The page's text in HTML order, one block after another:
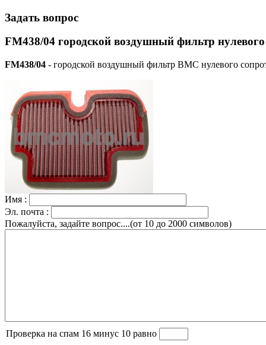
Задать вопрос
FM438/04 городской воздушный фильтр
FM438/04 - городской воздушный фильтр BMC нулевого
Имя :
Эл. почта :
Пожалуйста, задайте вопрос....(от 10 до 2000 символов)
Проверка на спам 16 минус 10 равно